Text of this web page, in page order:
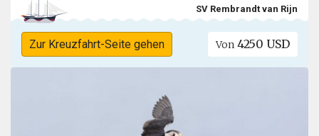
SV Rembrandt van Rijn
Zur Kreuzfahrt-Seite gehen Von 4250 USD